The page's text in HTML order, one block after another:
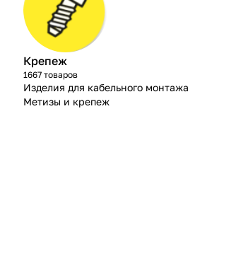
Крепеж
1667 товаров
Изделия для кабельного монтажа
Метизы и крепеж